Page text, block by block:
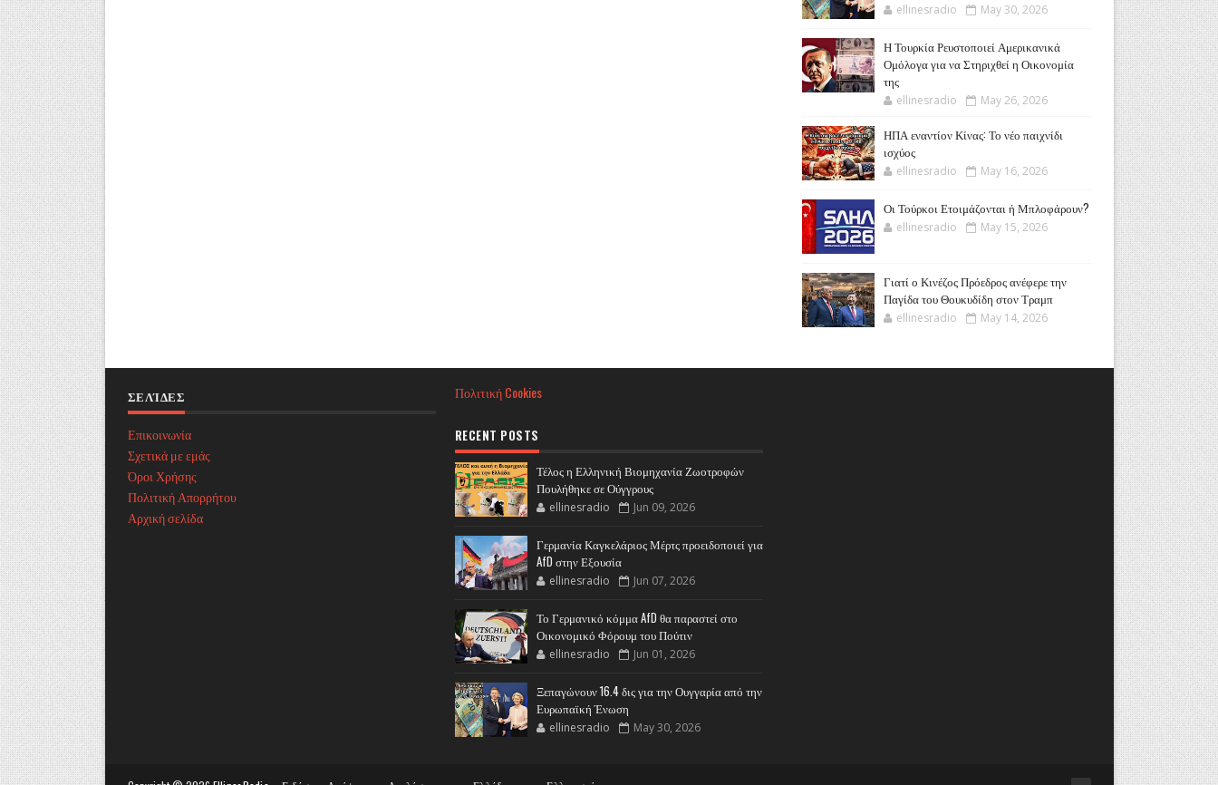
ellinesradio May 30, 2026
Η Τουρκία Ρευστοποιεί Αμερικανικά
Ομόλογα για να Στηριχθεί η Οικονομία
της
ellinesradio May 26, 2026
ΗΠΑ εναντίον Κίνας: Το νέο παιχνίδι
ισχύος
ellinesradio May 16, 2026
Οι Τούρκοι Ετοιμάζονται ή Μπλοφάρουν?
ellinesradio May 15, 2026
Γιατί ο Κινέζος Πρόεδρος ανέφερε την
Παγίδα του Θουκυδίδη στον Τραμπ
ellinesradio May 14, 2026
ΣΕΛΊΔΕΣ
Επικοινωνία
Σχετικά με εμάς
Όροι Χρήσης
Πολιτική Απορρήτου
Αρχική σελίδα
Πολιτική Cookies
RECENT POSTS
Τέλος η Ελληνική Βιομηχανία Ζωοτροφών
Πουλήθηκε σε Ούγγρους
ellinesradio Jun 09, 2026
Γερμανία Καγκελάριος Μέρτς προειδοποιεί για
AfD στην Εξουσία
ellinesradio Jun 07, 2026
Το Γερμανικό κόμμα AfD θα παραστεί στο
Οικονομικό Φόρουμ του Πούτιν
ellinesradio Jun 01, 2026
Ξεπαγώνουν 16.4 δις για την Ουγγαρία από την
Ευρωπαϊκή Ένωση
ellinesradio May 30, 2026